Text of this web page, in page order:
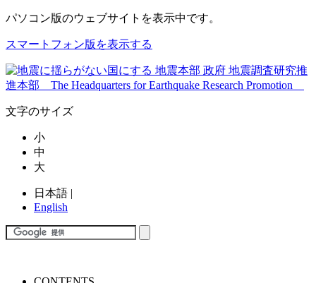
パソコン版のウェブサイトを表示中です。
スマートフォン版を表示する
文字のサイズ
小
中
大
日本語 |
English